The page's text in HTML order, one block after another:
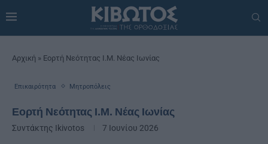
Αρχική » Εορτή Νεότητας Ι.Μ. Νέας Ιωνίας
Επικαιρότητα Μητροπόλεις
Εορτή Νεότητας Ι.Μ. Νέας Ιωνίας
Συντάκτης Ikivotos 7 Ιουνίου 2026